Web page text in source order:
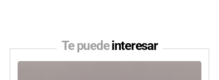
Te puedeinteresar